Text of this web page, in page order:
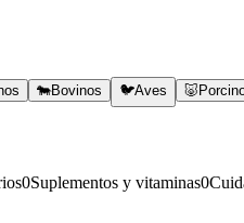
🐄Bovinos 🐦Aves 🐷
0Suplementos y vitaminas0